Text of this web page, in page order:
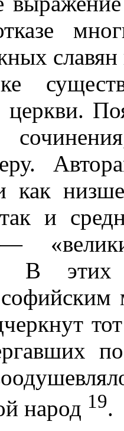
славян
церкви.
как
и
В этих
народ 19.